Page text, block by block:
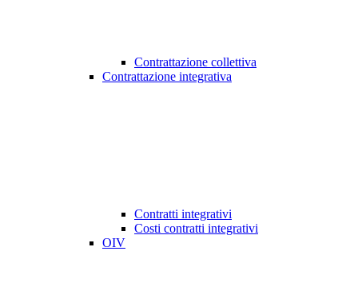
Contrattazione collettiva
Contrattazione integrativa
Contratti integrativi
Costi contratti integrativi
OIV